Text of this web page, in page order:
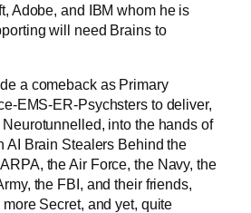
Adobe, and IBM whom he is
will need Brains to
a comeback as Primary
EMS-ER-Psychsters to deliver,
into the hands of
AI Brain Stealers Behind the
the Air Force, the Navy, the
the FBI, and their friends,
Secret, and yet, quite